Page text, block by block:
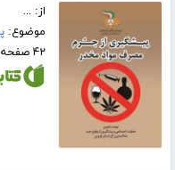
از: ...
موضوع:
۴۲ صفحه